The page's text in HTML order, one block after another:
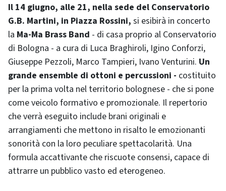
Il 14 giugno, alle 21, nella sede del Conservatorio
G.B. Martini, in Piazza Rossini, si esibirà in concerto
la Ma-Ma Brass Band - di casa proprio al Conservatorio
di Bologna - a cura di Luca Braghiroli, Igino Conforzi,
Giuseppe Pezzoli, Marco Tampieri, Ivano Venturini. Un
grande ensemble di ottoni e percussioni - costituito
per la prima volta nel territorio bolognese - che si pone
come veicolo formativo e promozionale. Il repertorio
che verrà eseguito include brani originali e
arrangiamenti che mettono in risalto le emozionanti
sonorità con la loro peculiare spettacolarità. Una
formula accattivante che riscuote consensi, capace di
attrarre un pubblico vasto ed eterogeneo.